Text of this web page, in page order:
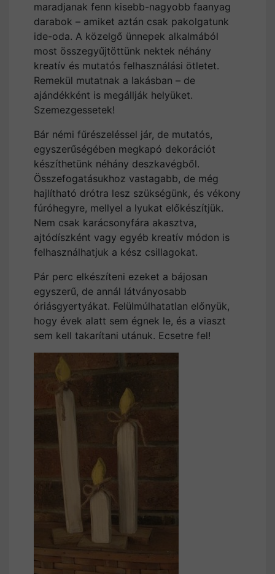
maradjanak fenn kisebb-nagyobb faanyag
darabok – amiket aztán csak pakolgatunk
ide-oda. A közelgő ünnepek alkalmából
most összegyűjtöttünk nektek néhány
kreatív és mutatós felhasználási ötletet.
Remekül mutatnak a lakásban – de
ajándékként is megállják helyüket.
Szemezgessetek!
Bár némi fűrészeléssel jár, de mutatós,
egyszerűségében megkapó dekorációt
készíthetünk néhány deszkavégből.
Összefogatásukhoz vastagabb, de még
hajlítható drótra lesz szükségünk, és vékony
fúróhegyre, mellyel a lyukat előkészítjük.
Nem csak karácsonyfára akasztva,
ajtódíszként vagy egyéb kreatív módon is
felhasználhatjuk a kész csillagokat.
Pár perc elkészíteni ezeket a bájosan
egyszerű, de annál látványosabb
óriásgyertyákat. Felülmúlhatatlan előnyük,
hogy évek alatt sem égnek le, és a viaszt
sem kell takarítani utánuk. Ecsetre fel!